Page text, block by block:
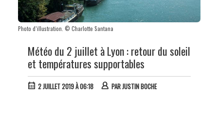
Photo d’illustration. © Charlotte Santana
Météo du 2 juillet à Lyon : retour du soleil
et températures supportables
2 JUILLET 2019 À 06:18 PARJUSTIN BOCHE